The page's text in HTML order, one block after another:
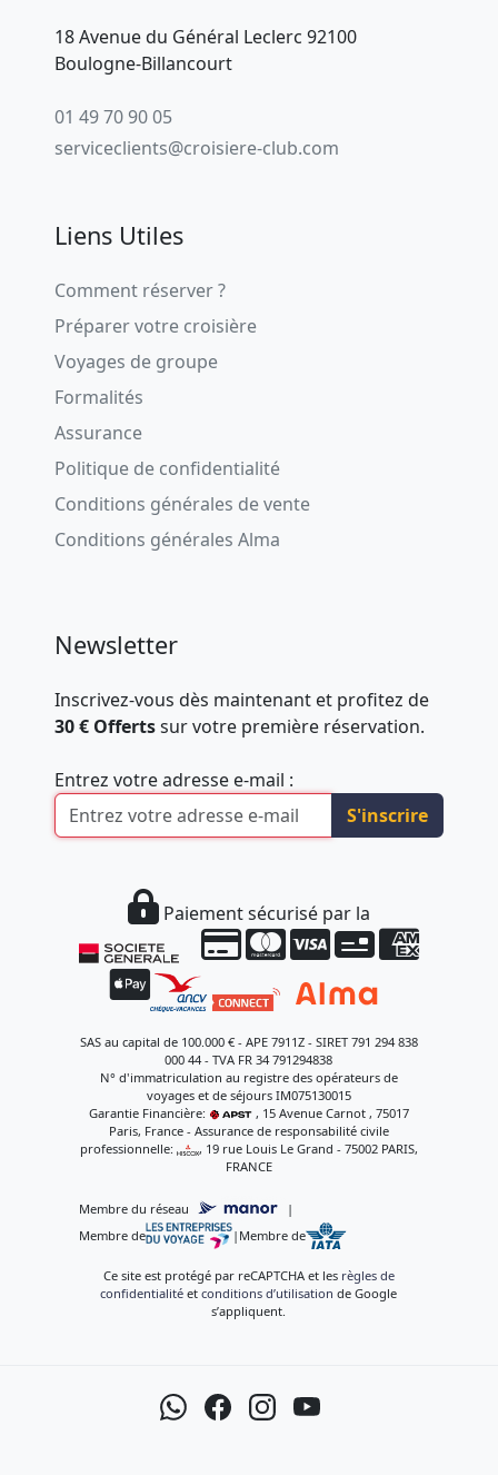
18 Avenue du Général Leclerc 92100
Boulogne-Billancourt
01 49 70 90 05
serviceclients@croisiere-club.com
Liens Utiles
Comment réserver ?
Préparer votre croisière
Voyages de groupe
Formalités
Assurance
Politique de confidentialité
Conditions générales de vente
Conditions générales Alma
Newsletter
Inscrivez-vous dès maintenant et profitez de
30 € Offertssur votre première réservation.
Entrez votre adresse e-mail :
S'inscrire
Paiement sécurisé par la
SAS au capital de 100.000 € - APE 7911Z - SIRET 791 294 838
000 44 - TVA FR 34 791294838
N° d'immatriculation au registre des opérateurs de
voyages et de séjours IM075130015
Garantie Financière:
, 15 Avenue Carnot , 75017
Paris, France - Assurance de responsabilité civile
professionnelle:
, 19 rue Louis Le Grand - 75002 PARIS,
FRANCE
Membre du réseau
|
Membre de
| Membre de
Ce site est protégé par reCAPTCHA et les règles de
confidentialité etconditions d’utilisation de Google
s’appliquent.